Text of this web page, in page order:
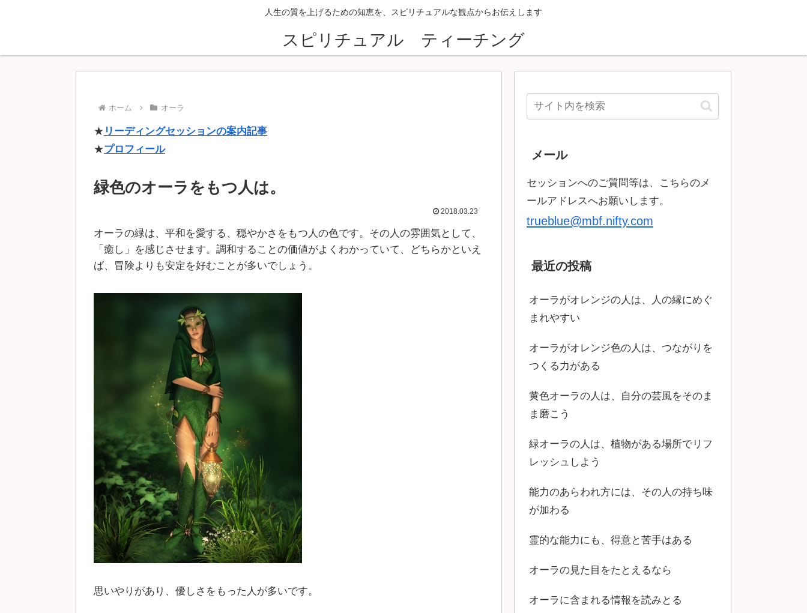
人生の質を上げるための知恵を、スピリチュアルな観点からお伝えします
スピリチュアル ティーチング
ホーム オーラ
★ リーディングセッションの案内記事
★プロフィール
緑色のオーラをもつ人は。
2018.03.23
オーラの緑は、平和を愛する、穏やかさをもつ人の色です。その人の雰囲気として、
「癒し」を感じさせます。調和することの価値がよくわかっていて、どちらかといえ
ば、冒険よりも安定を好むことが多いでしょう。
思いやりがあり、優しさをもった人が多いです。
メール
セッションへのご質問等は、こちらのメ
ールアドレスへお願いします。
trueblue@mbf.nifty.com
最近の投稿
オーラがオレンジの人は、人の縁にめぐ
まれやすい
オーラがオレンジ色の人は、つながりを
つくる力がある
黄色オーラの人は、自分の芸風をそのま
ま磨こう
緑オーラの人は、植物がある場所でリフ
レッシュしよう
能力のあらわれ方には、その人の持ち味
が加わる
霊的な能力にも、得意と苦手はある
オーラの見た目をたとえるなら
オーラに含まれる情報を読みとる